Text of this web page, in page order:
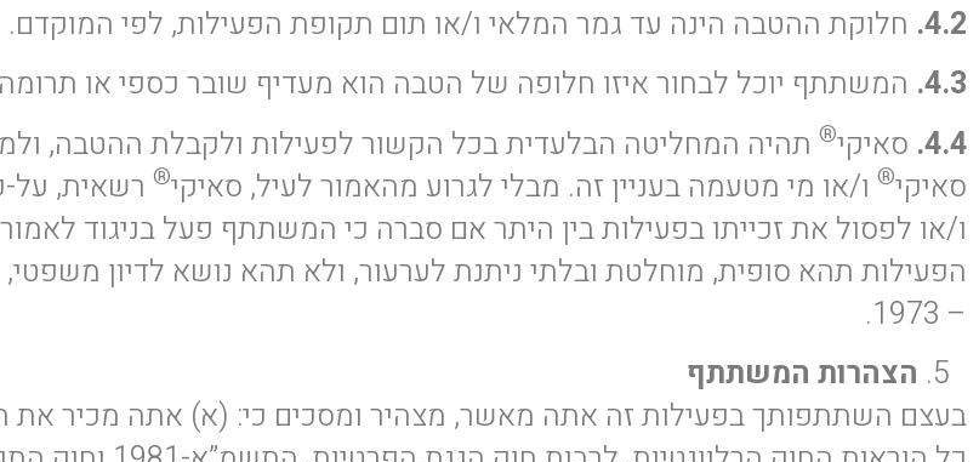
4.2. חלוקת ההטבה הינה עד גמר המלאי ו/או תום תקופת הפעילות, לפי המוקדם. כמות
4.3. המשתתף יוכל לבחור איזו חלופה של הטבה הוא מעדיף שובר כספי או
4.4. סאיקי® תהיה המחליטה הבלעדית בכל הקשור לפעילות ולקבלת ההטבה,
סאיקי® ו/או מי מטעמה בעניין זה. מבלי לגרוע מהאמור לעיל, סאיקי® רשאית,
ו/או לפסול את זכייתו בפעילות בין היתר אם סברה כי המשתתף פעל בניגוד
– 1973.
הצהרות המשתתף
בעצם השתתפותך בפעילות זה אתה מאשר, מצהיר ומסכים כי: (א) אתה מכיר את